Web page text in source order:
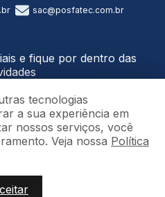
sac@posfatec.com.br
e fique por dentro das
Ivaiporã. Todos os direitos
tecnologias
a sua experiência em
nossos serviços, você
Veja nossa Política